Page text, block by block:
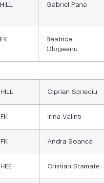
HILL Gabriel Pana
FK
Beatrice
Ologeanu
HILL Ciprian Scrieciu
FK Irina Valinti
FK Andra Soanca
HEE Cristian Stamate